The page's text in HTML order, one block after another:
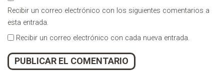
Recibir un correo electrónico con los siguientes comentarios a
esta entrada.
Recibir un correo electrónico con cada nueva entrada.